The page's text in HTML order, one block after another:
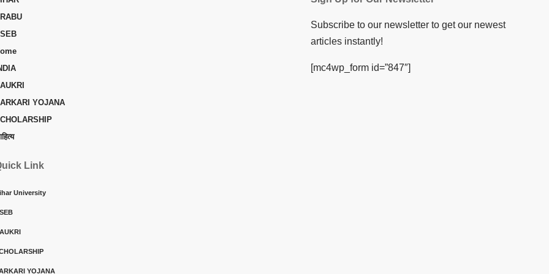
YOJANA
Link
University
YOJANA
Subscribe to our newsletter to get our newest
articles instantly!
[mc4wp_form id=”847″]